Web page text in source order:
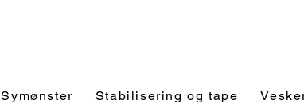
Symønster Stabilisering og tape